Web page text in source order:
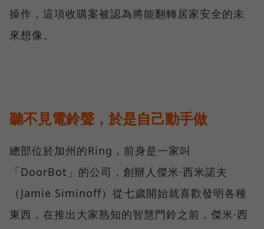
操作，這項收購案被認為將能翻轉居家安全的未
來想像。
聽不見電鈴聲，於是自己動手做
總部位於加州的Ring，前身是一家叫
「DoorBot」的公司，創辦人傑米·西米諾夫
（Jamie Siminoff）從七歲開始就喜歡發明各種
東西，在推出大家熟知的智慧門鈴之前，傑米·西